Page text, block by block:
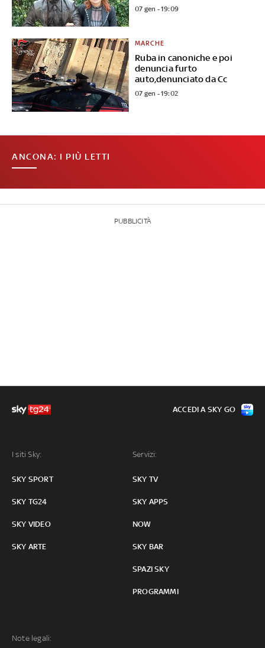
07 gen - 19:09
Ruba in canoniche e poi
denuncia furto
auto,denunciato da Cc
MARCHE
07 gen - 19:02
ANCONA: I PIÙ LETTI
PUBBLICITÀ
I siti Sky:
SKY SPORT
SKY TG24
SKY VIDEO
SKY ARTE
Servizi:
SKY TV
SKY APPS
NOW
SKY BAR
SPAZI SKY
PROGRAMMI
Note legali:
ACCEDI A SKY GO